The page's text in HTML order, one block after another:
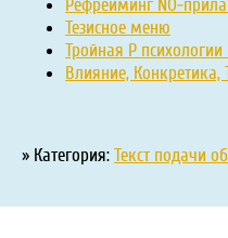
Рефрейминг NO-
Тезисное меню
Тройная Р
Влияние, Конкретика,
» Категория:Текст подачи